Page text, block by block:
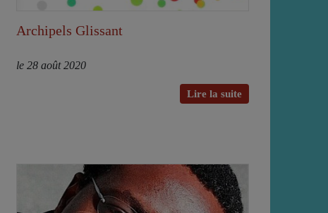
Archipels Glissant
le 28 août 2020
Lire la suite